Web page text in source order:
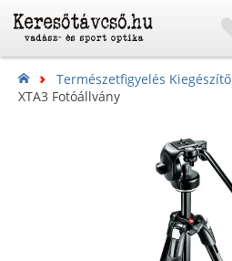
Természetfigyelés Kiegészítő
XTA3 Fotóállvány